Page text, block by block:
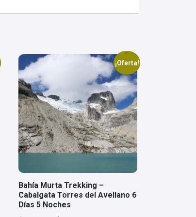
¡Oferta!
Bahía Murta Trekking –
Cabalgata Torres del Avellano 6
Días 5 Noches